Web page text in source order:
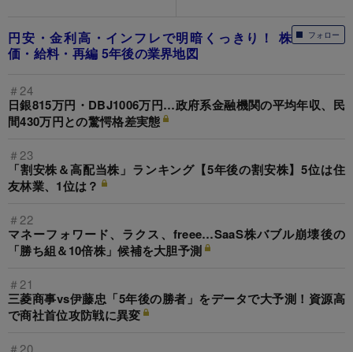
フォロー
円安・金利高・インフレで明暗くっきり！ 株
価・給料・再編 5年後の業界地図
＃24
日銀815万円・DBJ1006万円…政府系金融機関の平均年収、民
間430万円との驚愕格差実態
＃23
「割安株＆高配当株」ランキング【5年後の割安株】5位は住
友林業、1位は？
＃22
マネーフォワード、ラクス、freee…SaaS株バブル崩壊後の
「勝ち組＆10倍株」候補を大胆予測
＃21
三菱商事vs伊藤忠「5年後の勝者」をデータで大予測！資源高
で商社首位攻防戦に異変